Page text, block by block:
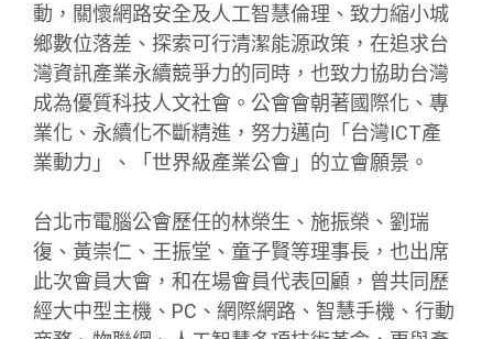
動，關懷網路安全及人工智慧倫理、致力縮小城
鄉數位落差、探索可行清潔能源政策，在追求台
灣資訊產業永續競爭力的同時，也致力協助台灣
成為優質科技人文社會。公會會朝著國際化、專
業化、永續化不斷精進，努力邁向「台灣ICT產
業動力」、「世界級產業公會」的立會願景。
台北市電腦公會歷任的林榮生、施振榮、劉瑞
復、黃崇仁、王振堂、童子賢等理事長，也出席
此次會員大會，和在場會員代表回顧，曾共同歷
經大中型主機、PC、網際網路、智慧手機、行動